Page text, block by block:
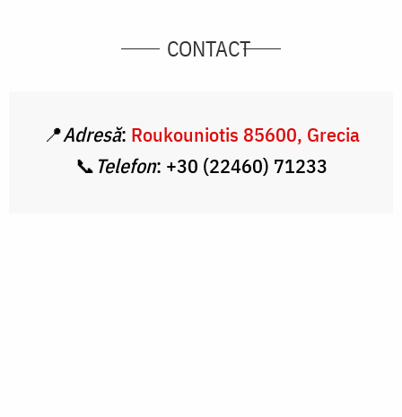
CONTACT
📍Adresă: Roukouniotis 85600, Grecia
📞 Telefon: +30 (22460) 71233